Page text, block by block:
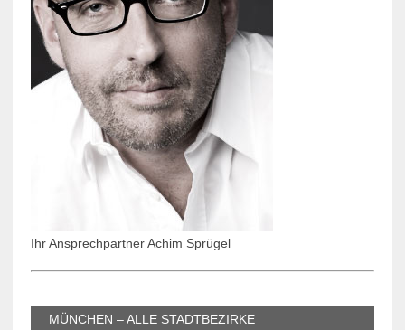
Ihr Ansprechpartner Achim Sprügel
MÜNCHEN – ALLE STADTBEZIRKE